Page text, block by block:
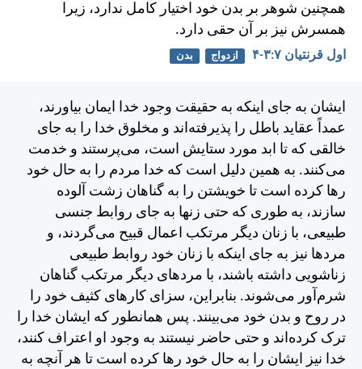
همچنين شوهر بر بدن خود اختيار كامل ندارد، زيرا
همسرش نيز بر آن حقی دارد.
اول قرنتیان ۷:‏۳-‏۴ ازدواج بدن
ايشان به جای اينكه به حقيقت وجود خدا ايمان بياورند،
عمداً عقايد باطل را پذيرفته‌اند و مخلوق خدا را به جای
خالقی كه تا ابد مورد ستايش است، می‌پرستند و خدمت
می‌كنند. به همين دليل است كه خدا مردم را به حال خود
رها كرده است تا خويشتن را به گناهان زشت آلوده
سازند، به طوری كه حتی زنها به جای روابط جنسی
طبيعی، با زنان ديگر مرتكب اعمال قبيح می‌گردند، و
مردها نيز به جای اينكه با زنان خود روابط طبيعی
زناشويی داشته باشند، با مردهای ديگر مرتكب گناهان
شرم‌آور می‌شوند. بنابراين، سزای كارهای كثيف خود را
در روح و بدن خود می‌بينند. پس همانطور كه ايشان خدا را
ترک كرده‌اند و حتی حاضر نيستند به وجود او اعتراف كنند،
خدا نيز ايشان را به حال خود رها كرده است تا هر آنچه به